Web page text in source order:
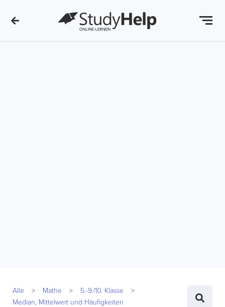
Alle Mathe
5.-9./10. Klasse
Median, Mittelwert und Häufigkeiten